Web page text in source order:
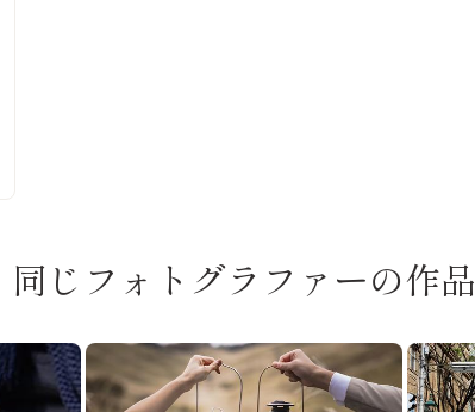
同じフォトグラファーの作品